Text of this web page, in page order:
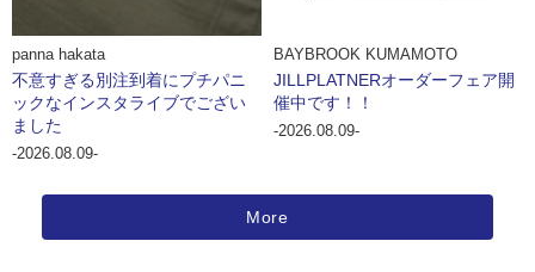
panna hakata
不意すぎる別注到着にプチパニ
ックなインスタライブでござい
ました
-2026.08.09-
BAYBROOK KUMAMOTO
JILLPLATNERオーダーフェア開
催中です！！
-2026.08.09-
More